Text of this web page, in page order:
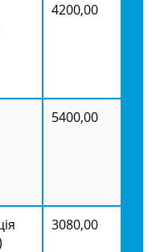
4200,00
5400,00
3080,00